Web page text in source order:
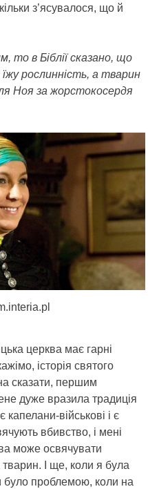
з’ясувалося, що й
то в Біблії сказано, що
рослинність, а тварин
Ноя за жорстокосердя
церква має гарні
історія святого
сказати, першим
дуже вразила традиція
капелани-військові і є
вбивство, і мені
може освячувати
І ще, коли я була
проблемою, коли на